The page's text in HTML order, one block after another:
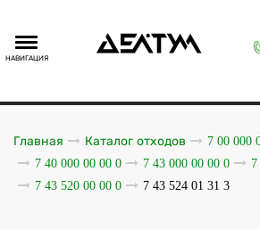
НАВИГАЦИЯ
Главная Каталог отходов
7 00 000
7 40 000 00 00 0
7 43 000 00 00 0
7 43 520 00 00 0
7 43 524 01 31 3